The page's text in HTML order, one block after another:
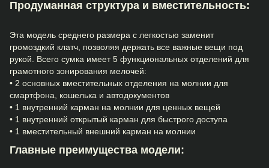
Продуманная структура и вместительность:
Эта модель среднего размера с легкостью заменит
громоздкий клатч, позволяя держать все важные вещи под
рукой. Всего сумка имеет 5 функциональных отделений для
грамотного зонирования мелочей:
• 2 основных вместительных отделения на молнии для
смартфона, кошелька и автодокументов
• 1 внутренний карман на молнии для ценных вещей
• 1 внутренний открытый карман для быстрого доступа
• 1 вместительный внешний карман на молнии
Главные преимущества модели: